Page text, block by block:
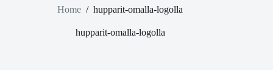
Home / hupparit-omalla-logolla
hupparit-omalla-logolla